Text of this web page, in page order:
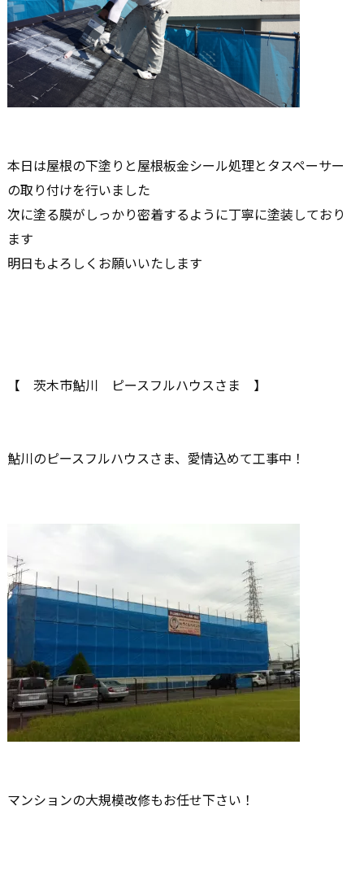
本日は屋根の下塗りと屋根板金シール処理とタスペーサー
の取り付けを行いました
次に塗る膜がしっかり密着するように丁寧に塗装しており
ます
明日もよろしくお願いいたします
【 茨木市鮎川 ピースフルハウスさま 】
鮎川のピースフルハウスさま、愛情込めて工事中！
マンションの大規模改修もお任せ下さい！